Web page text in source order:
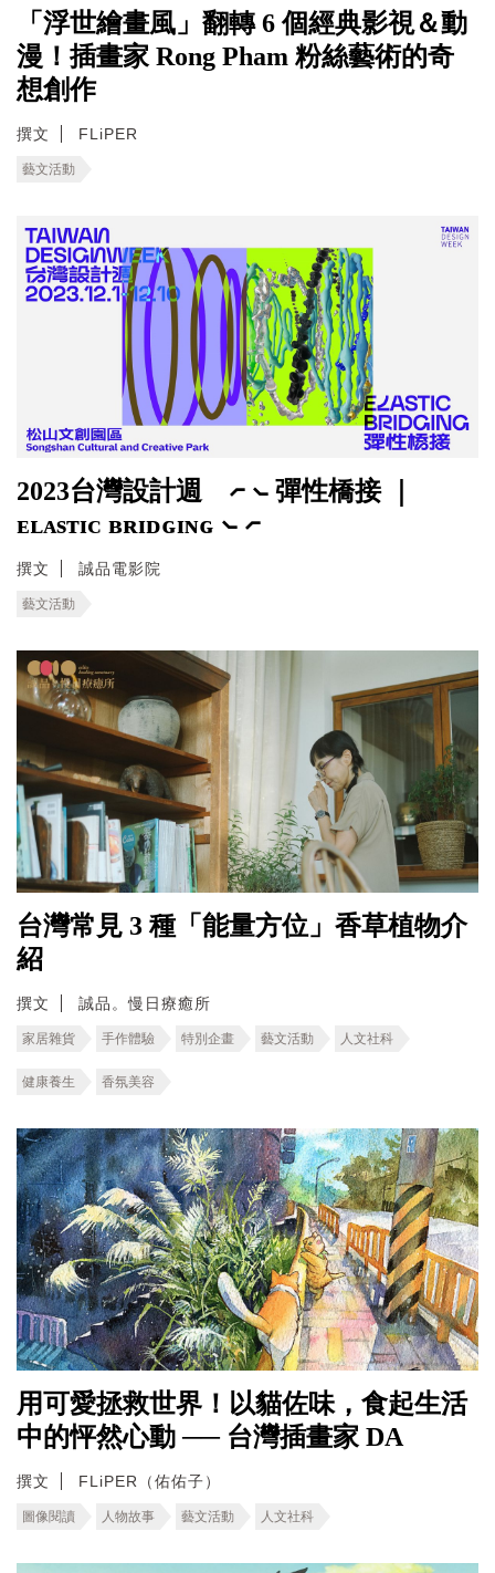
「浮世繪畫風」翻轉 6 個經典影視＆動
漫！插畫家 Rong Pham 粉絲藝術的奇
想創作
撰文 FLiPER
藝文活動
2023台灣設計週 ⦧ ⦦ 彈性橋接 ｜
ᴇʟᴀsᴛɪᴄ ʙʀɪᴅɢɪɴɢ ⦦ ⦧
撰文 誠品電影院
藝文活動
台灣常見 3 種「能量方位」香草植物介
紹
撰文 誠品。慢日療癒所
家居雜貨 手作體驗 特別企畫 藝文活動 人文社科
健康養生 香氛美容
用可愛拯救世界！以貓佐味，食起生活
中的怦然心動 ── 台灣插畫家 DA
撰文 FLiPER（佑佑子）
圖像閱讀 人物故事 藝文活動 人文社科